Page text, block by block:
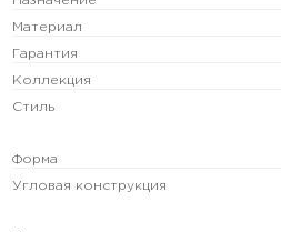
Материал
Гарантия
Коллекция
Стиль
Форма
Угловая конструкция